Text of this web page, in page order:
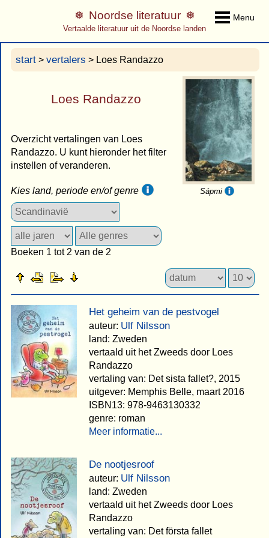
Menu
Noordse literatuur
Vertaalde literatuur uit de Noordse landen
start > vertalers > Loes Randazzo
Sápmi
Loes Randazzo
Overzicht vertalingen van Loes
Randazzo. U kunt hieronder het filter
instellen of veranderen.
Kies land, periode en/of genre
Boeken 1 tot 2 van de 2
Het geheim van de pestvogel
auteur: Ulf Nilsson
land: Zweden
vertaald uit het Zweeds door Loes
Randazzo
vertaling van: Det sista fallet?, 2015
uitgever: Memphis Belle, maart 2016
ISBN13: 978-9463130332
genre: roman
Meer informatie...
De nootjesroof
auteur: Ulf Nilsson
land: Zweden
vertaald uit het Zweeds door Loes
Randazzo
vertaling van: Det första fallet